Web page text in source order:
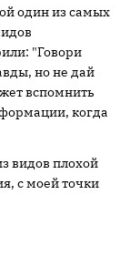
один из самых
"Говори
но не дай
вспомнить
когда
видов плохой
с моей точки